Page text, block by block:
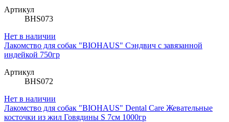
Артикул
BHS073
Нет в наличии
Лакомство для собак "BIOHAUS" Сэндвич с завязанной
индейкой 750гр
Артикул
BHS072
Нет в наличии
Лакомство для собак "BIOHAUS" Dental Care Жевательные
косточки из жил Говядины S 7см 1000гр